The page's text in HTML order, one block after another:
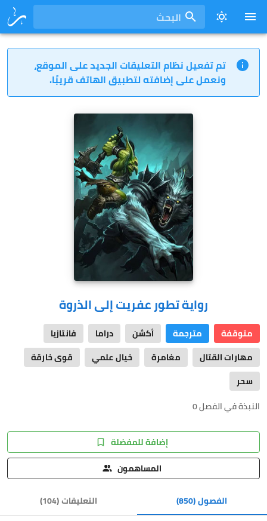
البحث
تم تفعيل نظام التعليقات الجديد على الموقع،
ونعمل على إضافته لتطبيق الهاتف قريبًا.
رواية تطور عفريت إلى الذروة
متوقفة مترجمة أكشن دراما
فانتازيا
مهارات القتال
مغامرة خيال علمي
قوى خارقة
سحر
النبذة في الفصل 0
إضافة للمفضلة
المساهمون
الفصول(850) التعليقات(
104
)